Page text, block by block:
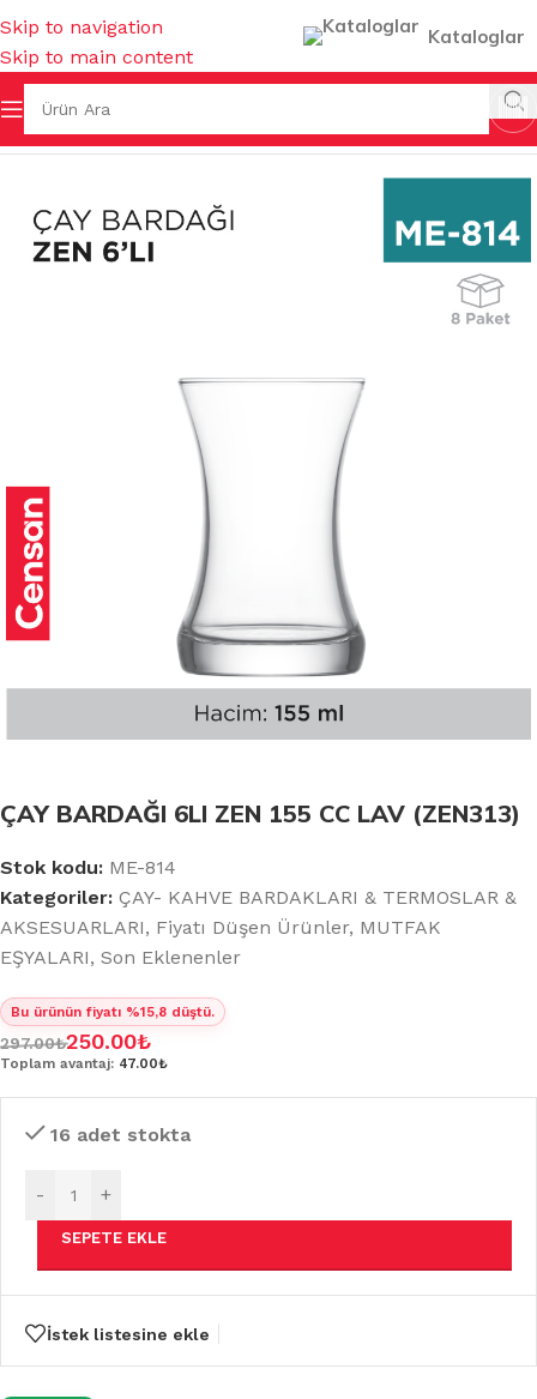
Skip to navigation
Skip to main content
Kataloglar
KAHVE BARDAKLARI & TERMOSLAR & AKSESUARLARI
ÇAY BARDAĞI 6LI ZEN 155 CC LAV (ZEN313)
Stok kodu: ME-814
Kategoriler: ÇAY- KAHVE BARDAKLARI & TERMOSLAR &
AKSESUARLARI, Fiyatı Düşen Ürünler, MUTFAK
EŞYALARI, Son Eklenenler
Bu ürünün fiyatı %15,8 düştü.
297.00₺250.00₺
Toplam avantaj: 47.00₺
16 adet stokta
- +
SEPETE EKLE
İstek listesine ekle